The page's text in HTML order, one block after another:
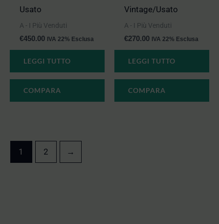
Usato
A - I Più Venduti
€450.00 IVA 22% Esclusa
LEGGI TUTTO
COMPARA
Vintage/Usato
A - I Più Venduti
€270.00 IVA 22% Esclusa
LEGGI TUTTO
COMPARA
1 2 →